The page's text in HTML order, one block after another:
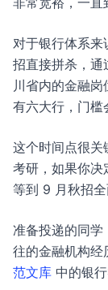
对于银行体系来
招直接拼杀，
川省内的金融
有六大行，门槛
这个时间点很关
考研，如果你决
等到 9 月秋招全
准备投递的同
往的金融机构经
范文库 中的银